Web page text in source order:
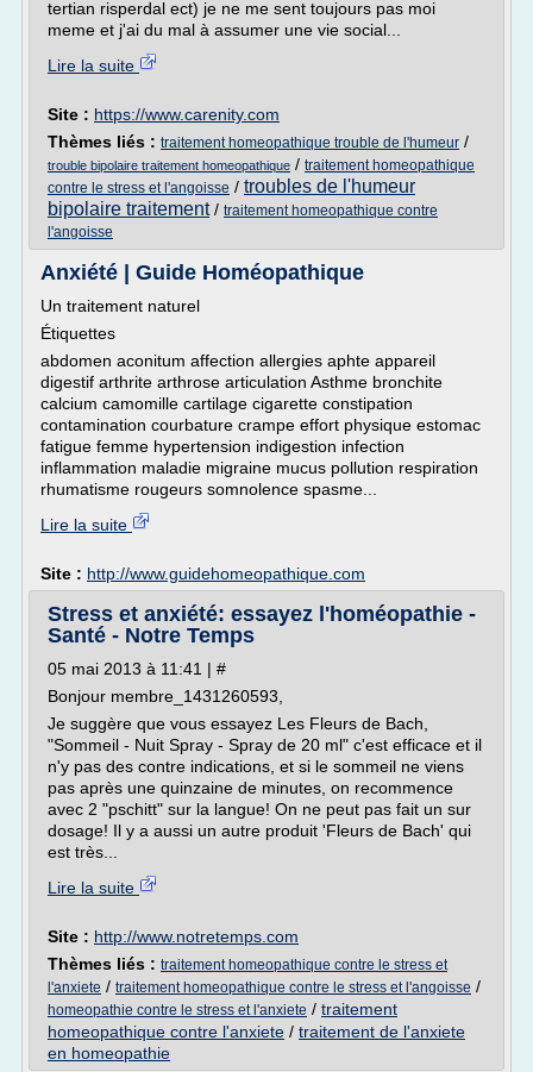
tertian risperdal ect) je ne me sent toujours pas moi
meme et j'ai du mal à assumer une vie social...
Lire la suite
Site : https://www.carenity.com
Thèmes liés : traitement homeopathique trouble de l'humeur /
trouble bipolaire traitement homeopathique / traitement homeopathique
contre le stress et l'angoisse / troubles de l'humeur
bipolaire traitement/ traitement homeopathique contre
l'angoisse
Anxiété | Guide Homéopathique
Un traitement naturel
Étiquettes
abdomen aconitum affection allergies aphte appareil
digestif arthrite arthrose articulation Asthme bronchite
calcium camomille cartilage cigarette constipation
contamination courbature crampe effort physique estomac
fatigue femme hypertension indigestion infection
inflammation maladie migraine mucus pollution respiration
rhumatisme rougeurs somnolence spasme...
Lire la suite
Site : http://www.guidehomeopathique.com
Stress et anxiété: essayez l'homéopathie -
Santé - Notre Temps
05 mai 2013 à 11:41 | #
Bonjour membre_1431260593,
Je suggère que vous essayez Les Fleurs de Bach,
"Sommeil - Nuit Spray - Spray de 20 ml" c'est efficace et il
n'y pas des contre indications, et si le sommeil ne viens
pas après une quinzaine de minutes, on recommence
avec 2 "pschitt" sur la langue! On ne peut pas fait un sur
dosage! Il y a aussi un autre produit 'Fleurs de Bach' qui
est très...
Lire la suite
Site : http://www.notretemps.com
Thèmes liés : traitement homeopathique contre le stress et
l'anxiete / traitement homeopathique contre le stress et l'angoisse /
homeopathie contre le stress et l'anxiete / traitement
homeopathique contre l'anxiete / traitement de l'anxiete
en homeopathie